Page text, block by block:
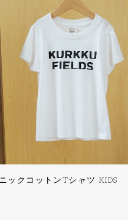
ックコットンTシャツ KIDS